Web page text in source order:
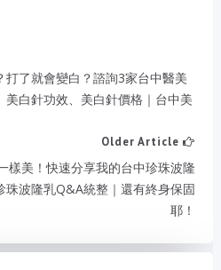
了就會變白？諮詢3家台中醫美
白針功效、美白針價格｜台中美
Older Article
樣美！快速分享我的台中珍珠波隆
珠波隆乳Q&A統整｜還有終身保固
耶！